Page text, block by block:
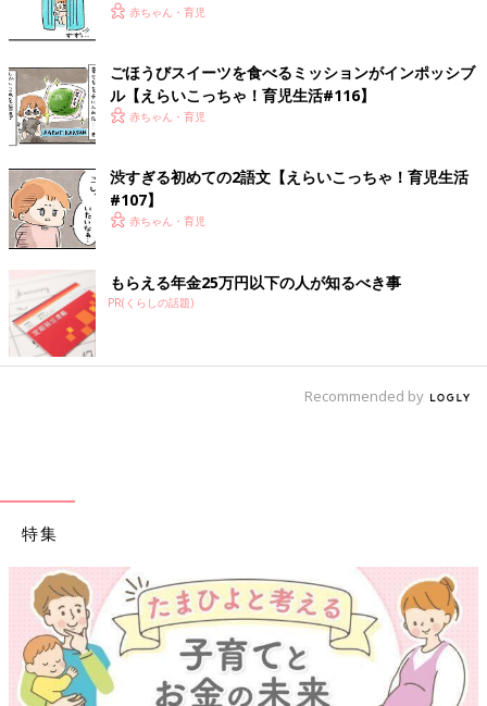
赤ちゃん・育児
ごほうびスイーツを食べるミッションがインポッシブ
ル【えらいこっちゃ！育児生活#116】
赤ちゃん・育児
渋すぎる初めての2語文【えらいこっちゃ！育児生活
#107】
赤ちゃん・育児
もらえる年金25万円以下の人が知るべき事
PR(くらしの話題)
Recommended by
特集